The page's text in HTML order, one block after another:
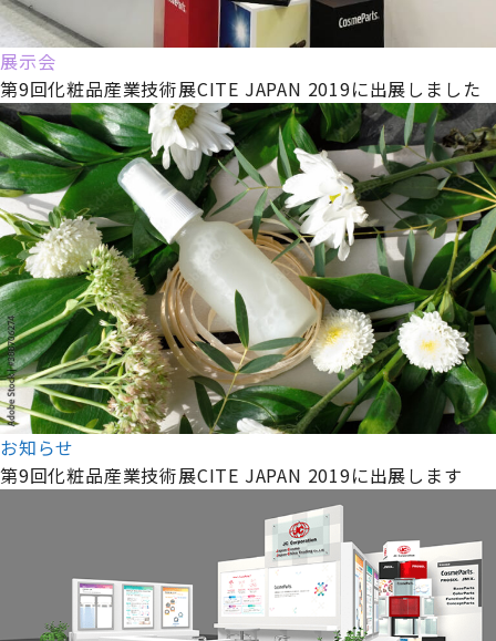
展示会
第9回化粧品産業技術展CITE JAPAN 2019に出展しました
お知らせ
第9回化粧品産業技術展CITE JAPAN 2019に出展します